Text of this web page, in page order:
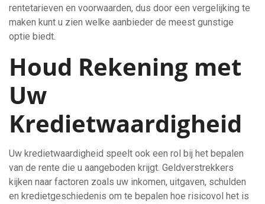
rentetarieven en voorwaarden, dus door een vergelijking te
maken kunt u zien welke aanbieder de meest gunstige
optie biedt.
Houd Rekening met
Uw
Kredietwaardigheid
Uw kredietwaardigheid speelt ook een rol bij het bepalen
van de rente die u aangeboden krijgt. Geldverstrekkers
kijken naar factoren zoals uw inkomen, uitgaven, schulden
en kredietgeschiedenis om te bepalen hoe risicovol het is